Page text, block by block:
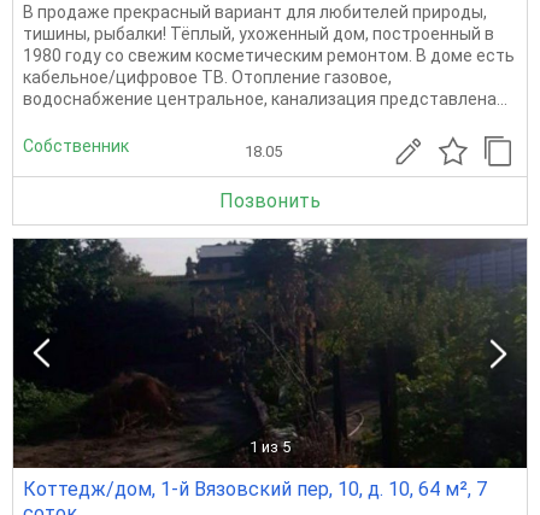
В продаже прекрасный вариант для любителей природы,
тишины, рыбалки! Тёплый, ухоженный дом, построенный в
1980 году со свежим косметическим ремонтом. В доме есть
кабельное/цифровое ТВ. Отопление газовое,
водоснабжение центральное, канализация представлена...
Собственник 18.05
Позвонить
1 из 5
Коттедж/дом, 1-й Вязовский пер, 10, д. 10, 64 м², 7